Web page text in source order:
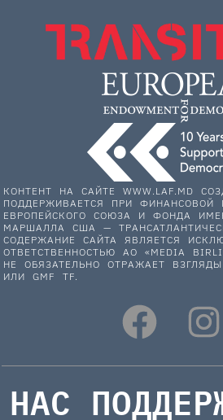
КОНТЕНТ НА САЙТЕ WWW.LAF.MD
ПОДДЕРЖИВАЕТСЯ ПРИ ФИНАНСОВОЙ
ЕВРОПЕЙСКОГО СОЮЗА И ФОНДА
МАРШАЛЛА США —
СОДЕРЖАНИЕ САЙТА ЯВЛЯЕТСЯ
ОТВЕТСТВЕННОСТЬЮ АО «MEDIA
НЕ ОБЯЗАТЕЛЬНО ОТРАЖАЕТ
ИЛИ GMF TF.
НАС